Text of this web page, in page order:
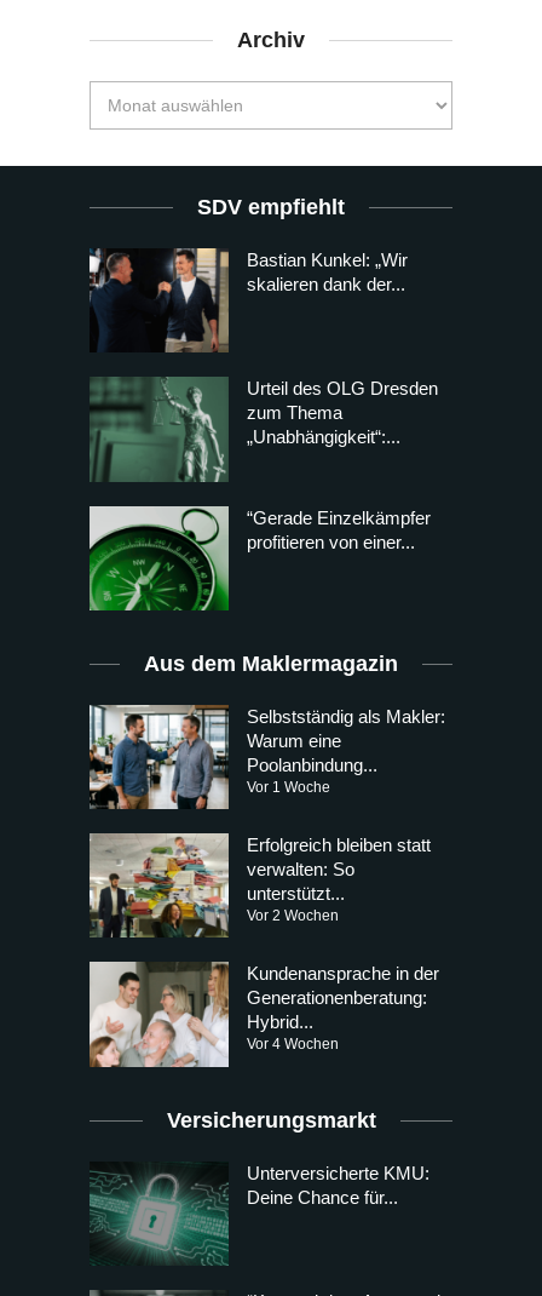
Archiv
SDV empfiehlt
Bastian Kunkel: „Wir
skalieren dank der...
Urteil des OLG Dresden
zum Thema
„Unabhängigkeit“:...
“Gerade Einzelkämpfer
profitieren von einer...
Aus dem Maklermagazin
Selbstständig als Makler:
Warum eine
Poolanbindung...
Vor 1 Woche
Erfolgreich bleiben statt
verwalten: So
unterstützt...
Vor 2 Wochen
Kundenansprache in der
Generationenberatung:
Hybrid...
Vor 4 Wochen
Versicherungsmarkt
Unterversicherte KMU:
Deine Chance für...